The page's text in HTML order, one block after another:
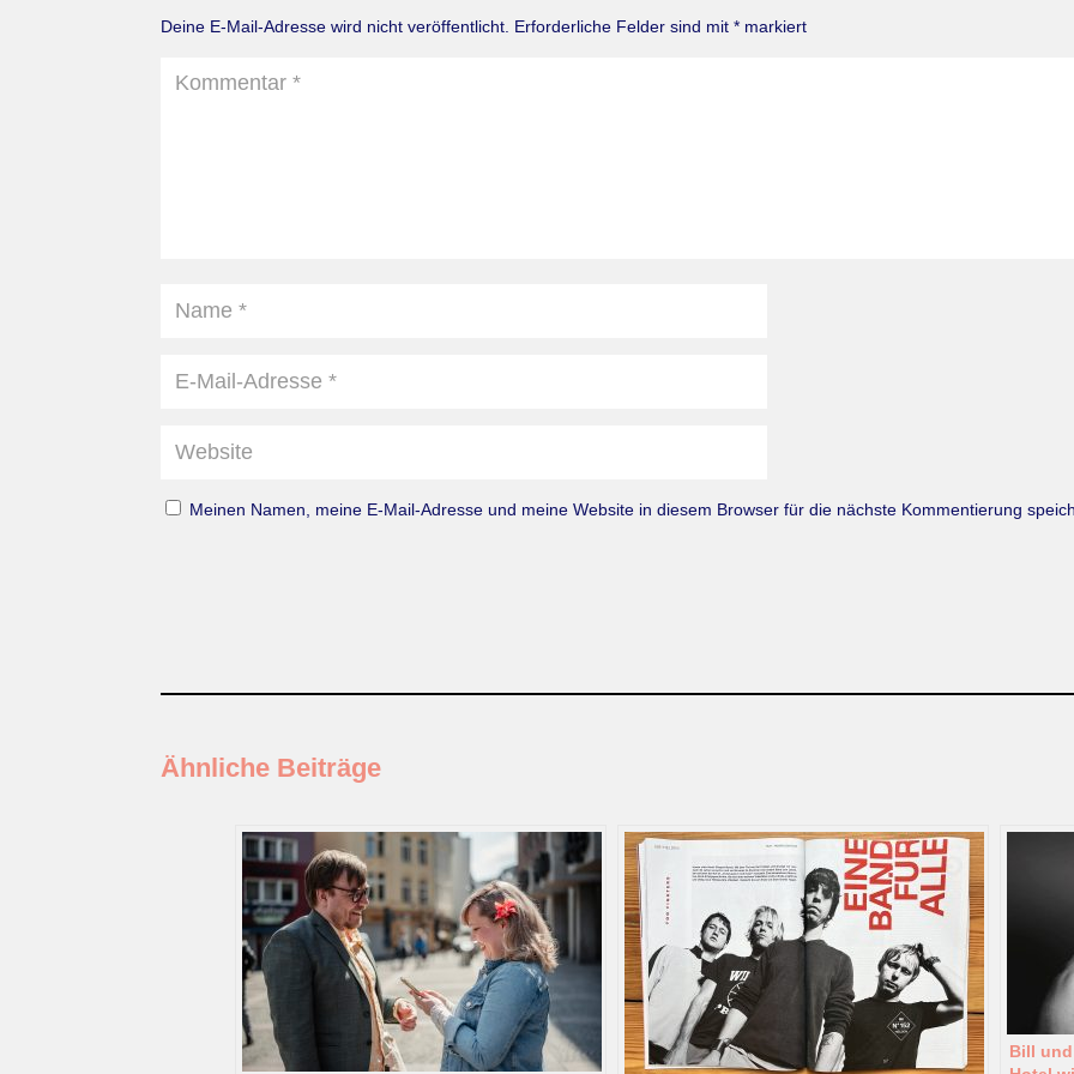
Deine E-Mail-Adresse wird nicht veröffentlicht. Erforderliche Felder sind mit* markiert
Meinen Namen, meine E-Mail-Adresse und meine Website in diesem Browser für die nächste Kommentierung
Ähnliche Beiträge
Bill